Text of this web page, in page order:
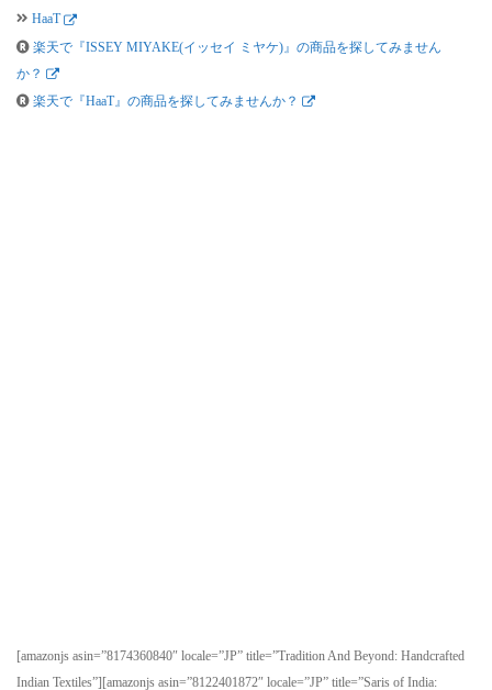
HaaT
楽天で『ISSEY MIYAKE(イッセイ ミヤケ)』の商品を探してみません
か？
楽天で『HaaT』の商品を探してみませんか？
[amazonjs asin=”8174360840″ locale=”JP” title=”Tradition And Beyond: Handcrafted
Indian Textiles”][amazonjs asin=”8122401872″ locale=”JP” title=”Saris of India: